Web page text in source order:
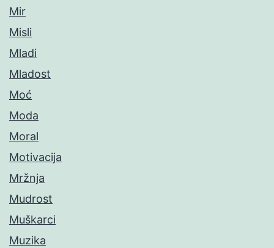
Mir
Misli
Mladi
Mladost
Moć
Moda
Moral
Motivacija
Mržnja
Mudrost
Muškarci
Muzika